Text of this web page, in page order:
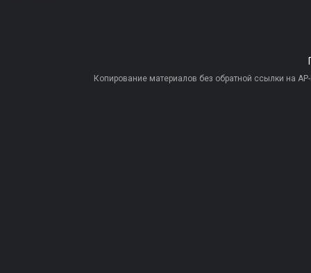
Копирование материалов без обратной ссылки на